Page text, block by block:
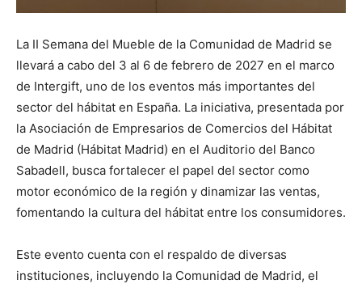
La II Semana del Mueble de la Comunidad de Madrid se
llevará a cabo del 3 al 6 de febrero de 2027 en el marco
de Intergift, uno de los eventos más importantes del
sector del hábitat en España. La iniciativa, presentada por
la Asociación de Empresarios de Comercios del Hábitat
de Madrid (Hábitat Madrid) en el Auditorio del Banco
Sabadell, busca fortalecer el papel del sector como
motor económico de la región y dinamizar las ventas,
fomentando la cultura del hábitat entre los consumidores.
Este evento cuenta con el respaldo de diversas
instituciones, incluyendo la Comunidad de Madrid, el